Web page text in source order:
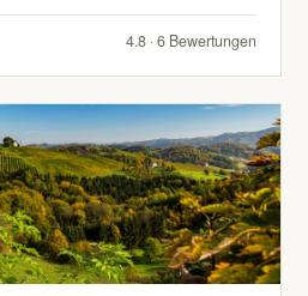
4.8 · 6 Bewertungen